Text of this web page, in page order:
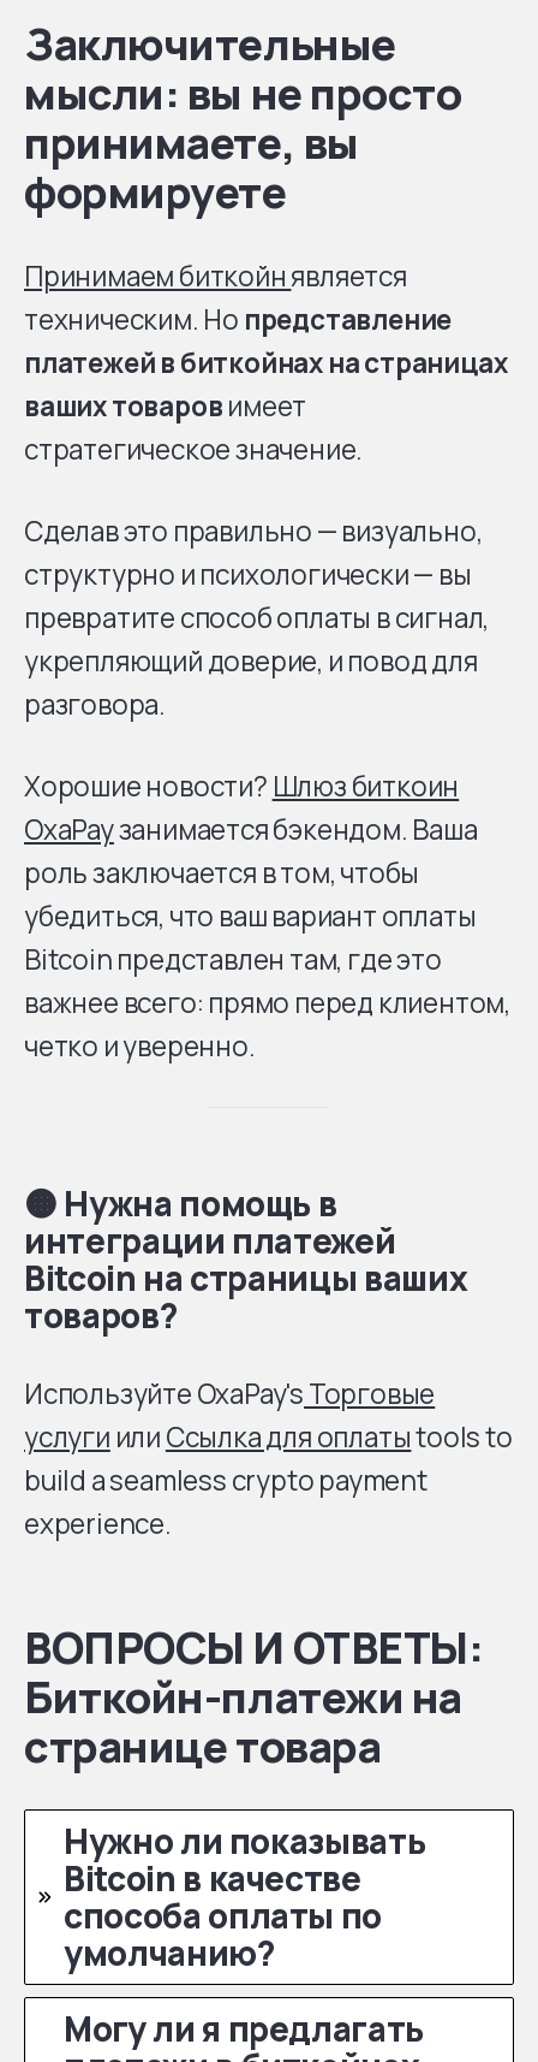
Заключительные
мысли: вы не просто
принимаете, вы
формируете
Принимаем биткойнявляется
техническим. Но представление
платежей в биткойнах на страницах
ваших товаровимеет
стратегическое значение.
Сделав это правильно — визуально,
структурно и психологически — вы
превратите способ оплаты в сигнал,
укрепляющий доверие, и повод для
разговора.
Хорошие новости? Шлюз биткоин
OxaPayзанимается бэкендом. Ваша
роль заключается в том, чтобы
убедиться, что ваш вариант оплаты
Bitcoin представлен там, где это
важнее всего: прямо перед клиентом,
четко и уверенно.
🟠 Нужна помощь в
интеграции платежей
Bitcoin на страницы ваших
товаров?
Используйте OxaPay'sТорговые
услуги илиСсылка для оплатыtools to
build a seamless crypto payment
experience.
ВОПРОСЫ И ОТВЕТЫ:
Биткойн-платежи на
странице товара
Нужно ли показывать
Bitcoin в качестве
способа оплаты по
умолчанию?
Могу ли я предлагать